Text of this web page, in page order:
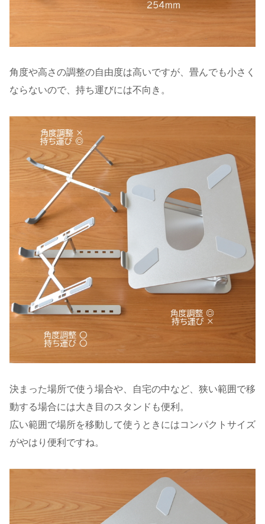
角度や高さの調整の自由度は高いですが、畳んでも小さく
ならないので、持ち運びには不向き。
決まった場所で使う場合や、自宅の中など、狭い範囲で移
動する場合には大き目のスタンドも便利。
広い範囲で場所を移動して使うときにはコンパクトサイズ
がやはり便利ですね。